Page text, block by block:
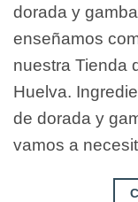
dorada y
enseñamos
nuestra Tienda
Huelva.
de dorada y
vamos a